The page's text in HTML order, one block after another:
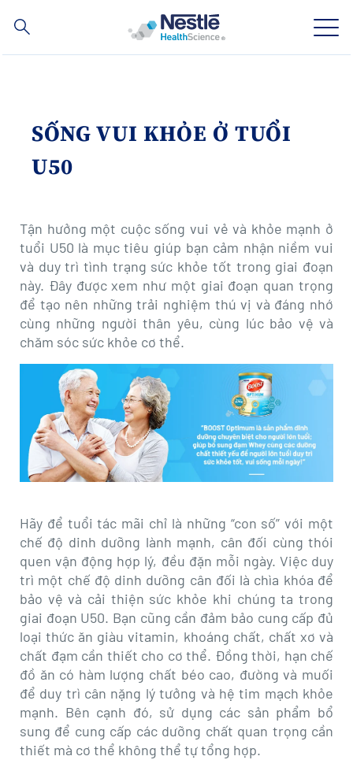
dung
tìm
kiếm
Chăm sóc sức khỏe
Hợp tác & Đầu Tư
Contact
LIÊN HỆ
Social
v2
Thay đổi giao diện
SỐNG VUI KHỎE Ở TUỔI
U50
Tận hưởng một cuộc sống vui vẻ và khỏe mạnh ở
tuổi U50 là mục tiêu giúp bạn cảm nhận niềm vui
và duy trì tình trạng sức khỏe tốt trong giai đoạn
này. Đây được xem như một giai đoạn quan trọng
để tạo nên những trải nghiệm thú vị và đáng nhớ
cùng những người thân yêu, cùng lúc bảo vệ và
chăm sóc sức khỏe cơ thể.
Hãy để tuổi tác mãi chỉ là những “con số” với một
chế độ dinh dưỡng lành mạnh, cân đối cùng thói
quen vận động hợp lý, đều đặn mỗi ngày. Việc duy
trì một chế độ dinh dưỡng cân đối là chìa khóa để
bảo vệ và cải thiện sức khỏe khi chúng ta trong
giai đoạn U50. Bạn cũng cần đảm bảo cung cấp đủ
loại thức ăn giàu vitamin, khoáng chất, chất xơ và
chất đạm cần thiết cho cơ thể. Đồng thời, hạn chế
đồ ăn có hàm lượng chất béo cao, đường và muối
để duy trì cân nặng lý tưởng và hệ tim mạch khỏe
mạnh. Bên cạnh đó, sử dụng các sản phẩm bổ
sung để cung cấp các dưỡng chất quan trọng cần
thiết mà cơ thể không thể tự tổng hợp.